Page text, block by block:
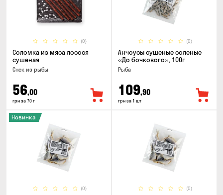
(0)
Соломка из мяса лосося
сушеная
Снек из рыбы
56,00
грн за 70 г
(0)
Анчоусы сушеные соленые
«До бочкового», 100г
Рыба
109,90
грн за 1 шт
(0)
Новинка
(0)